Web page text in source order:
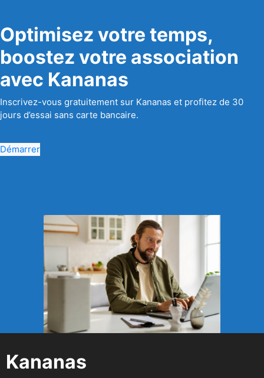
Optimisez votre temps,
boostez votre association
avec Kananas
Inscrivez-vous gratuitement sur Kananas et profitez de 30
jours d’essai sans carte bancaire.
Démarrer
Kananas